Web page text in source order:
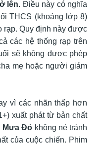
lên. Điều này có nghĩa
THCS (khoảng lớp 8)
rạp. Quy định này được
các hệ thống rạp trên
sẽ không được phép
mẹ hoặc người giám
vì các nhãn thấp hơn
xuất phát từ bản chất
Mưa Đỏ không né tránh
của cuộc chiến. Phim